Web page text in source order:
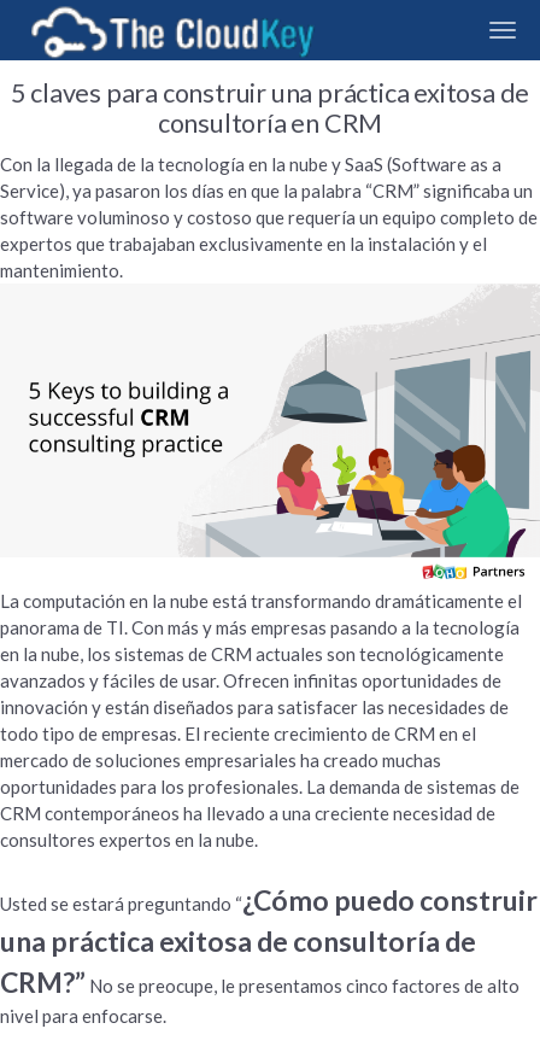
5 claves para construir una práctica exitosa de
consultoría en CRM
Con la llegada de la tecnología en la nube y SaaS (Software as a
Service), ya pasaron los días en que la palabra “CRM” significaba un
software voluminoso y costoso que requería un equipo completo de
expertos que trabajaban exclusivamente en la instalación y el
mantenimiento.
La computación en la nube está transformando dramáticamente el
panorama de TI. Con más y más empresas pasando a la tecnología
en la nube, los sistemas de CRM actuales son tecnológicamente
avanzados y fáciles de usar. Ofrecen infinitas oportunidades de
innovación y están diseñados para satisfacer las necesidades de
todo tipo de empresas. El reciente crecimiento de CRM en el
mercado de soluciones empresariales ha creado muchas
oportunidades para los profesionales. La demanda de sistemas de
CRM contemporáneos ha llevado a una creciente necesidad de
consultores expertos en la nube.
Usted se estará preguntando “¿Cómo puedo construir
una práctica exitosa de consultoría de
CRM?” No se preocupe, le presentamos cinco factores de alto
nivel para enfocarse.